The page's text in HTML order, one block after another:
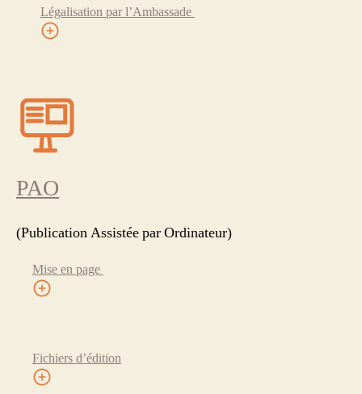
Légalisation par l’Ambassade
PAO
(Publication Assistée par Ordinateur)
Mise en page
Fichiers d’édition